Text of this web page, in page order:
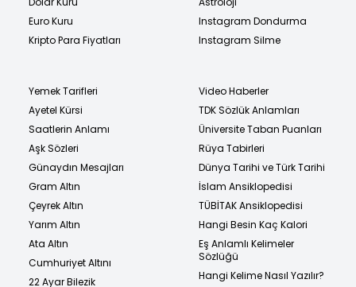
Euro Kuru
Kripto Para Fiyatları
Instagram Dondurma
Instagram Silme
Yemek Tarifleri
Ayetel Kürsi
Saatlerin Anlamı
Aşk Sözleri
Günaydın Mesajları
Gram Altın
Çeyrek Altın
Yarım Altın
Ata Altın
Cumhuriyet Altını
22 Ayar Bilezik
Video Haberler
TDK Sözlük Anlamları
Üniversite Taban Puanları
Rüya Tabirleri
Dünya Tarihi ve Türk Tarihi
İslam Ansiklopedisi
TÜBİTAK Ansiklopedisi
Hangi Besin Kaç Kalori
Eş Anlamlı Kelimeler
Sözlüğü
Hangi Kelime Nasıl Yazılır?